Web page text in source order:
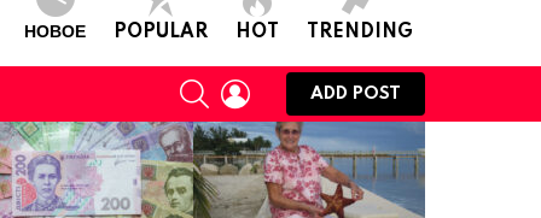
НОВОЕ POPULAR HOT TRENDING
SEARCH
ADD POST